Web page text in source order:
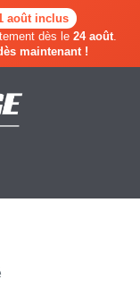
août inclus
dès le 24 août.
maintenant !